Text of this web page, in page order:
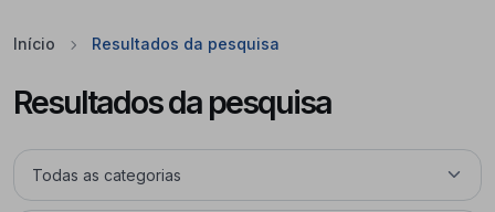
Início Resultados da pesquisa
Resultados da pesquisa